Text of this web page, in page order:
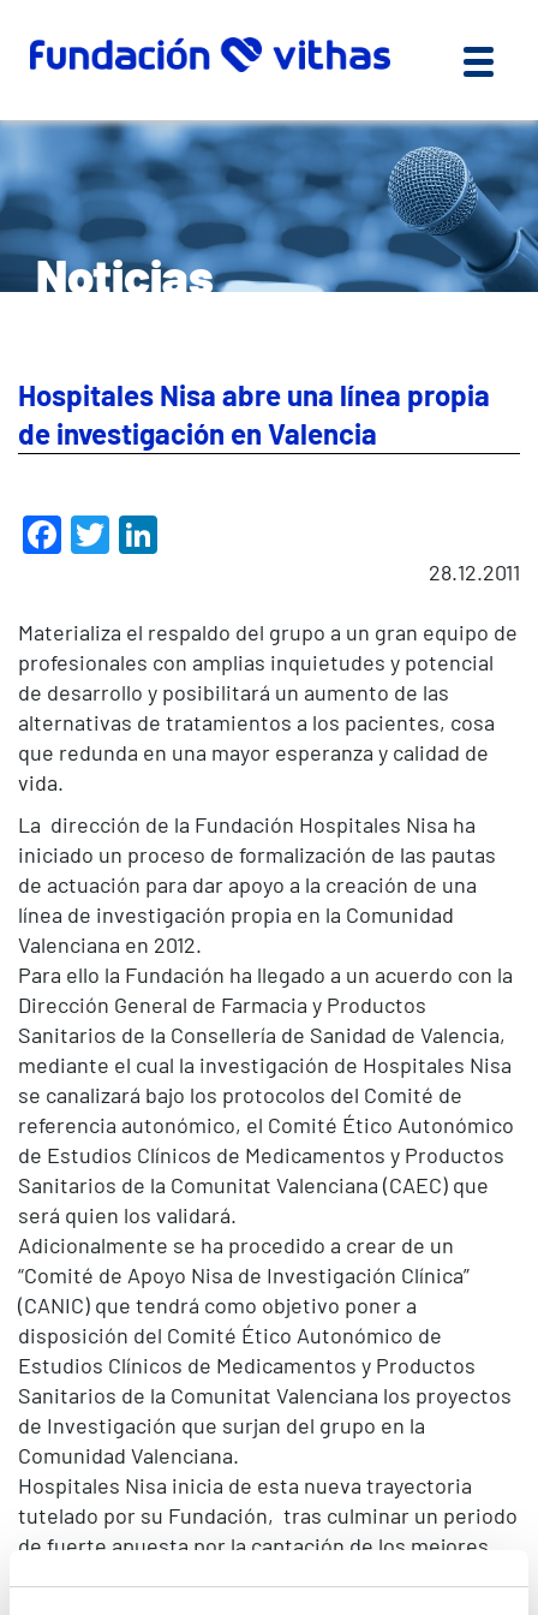
Noticias
Hospitales Nisa abre una línea propia
de investigación en Valencia
Facebook
Twitter
28.12.2011
Materializa el respaldo del grupo a un gran equipo de
profesionales con amplias inquietudes y potencial
de desarrollo y posibilitará un aumento de las
alternativas de tratamientos a los pacientes, cosa
que redunda en una mayor esperanza y calidad de
vida.
La dirección de la Fundación Hospitales Nisa ha
iniciado un proceso de formalización de las pautas
de actuación para dar apoyo a la creación de una
línea de investigación propia en la Comunidad
Valenciana en 2012.
Para ello la Fundación ha llegado a un acuerdo con la
Dirección General de Farmacia y Productos
Sanitarios de la Consellería de Sanidad de Valencia,
mediante el cual la investigación de Hospitales Nisa
se canalizará bajo los protocolos del Comité de
referencia autonómico, el Comité Ético Autonómico
de Estudios Clínicos de Medicamentos y Productos
Sanitarios de la Comunitat Valenciana (CAEC) que
será quien los validará.
Adicionalmente se ha procedido a crear de un
“Comité de Apoyo Nisa de Investigación Clínica”
(CANIC) que tendrá como objetivo poner a
disposición del Comité Ético Autonómico de
Estudios Clínicos de Medicamentos y Productos
Sanitarios de la Comunitat Valenciana los proyectos
de Investigación que surjan del grupo en la
Comunidad Valenciana.
Hospitales Nisa inicia de esta nueva trayectoria
tutelado por su Fundación, tras culminar un periodo
de fuerte apuesta por la captación de los mejores